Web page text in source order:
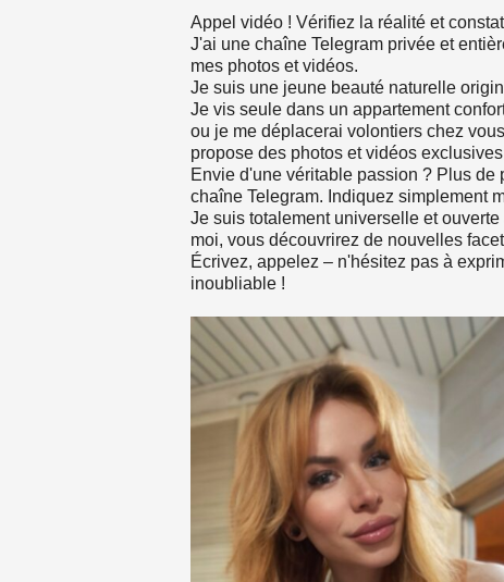
Appel vidéo ! Vérifiez la réalité et
J'ai une chaîne Telegram privée et
mes photos et vidéos.
Je suis une jeune beauté naturelle
Je vis seule dans un appartement
ou je me déplacerai volontiers chez
propose des photos et vidéos
Envie d'une véritable passion ? Plus de
chaîne Telegram. Indiquez simplement
Je suis totalement universelle et
moi, vous découvrirez de nouvelles
Écrivez, appelez – n'hésitez pas à
inoubliable !